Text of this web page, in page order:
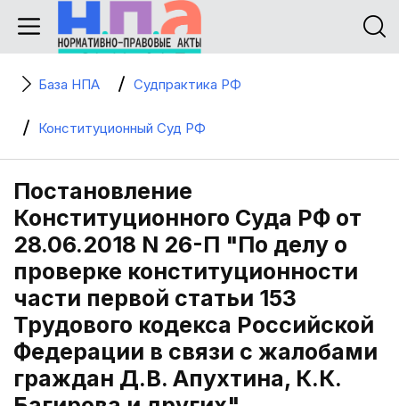
База НПА Судпрактика РФ
Конституционный Суд РФ
Постановление
Конституционного Суда РФ от
28.06.2018 N 26-П "По делу о
проверке конституционности
части первой статьи 153
Трудового кодекса Российской
Федерации в связи с жалобами
граждан Д.В. Апухтина, К.К.